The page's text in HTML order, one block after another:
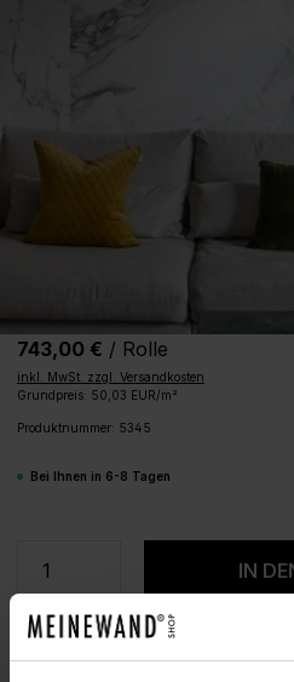
743,00 € / Rolle
inkl. MwSt. zzgl. Versandkosten
Grundpreis: 50,03 EUR/m²
Produktnummer: 5345
Bei Ihnen in 6-8 Tagen
Produkt Anzahl:IN
MUSTER